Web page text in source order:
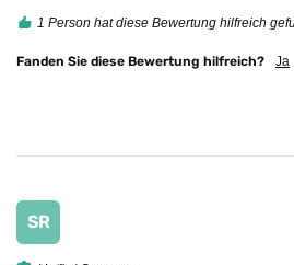
1 Person hat diese Bewertung hilfreich
Fanden Sie diese Bewertung hilfreich? Ja
SR